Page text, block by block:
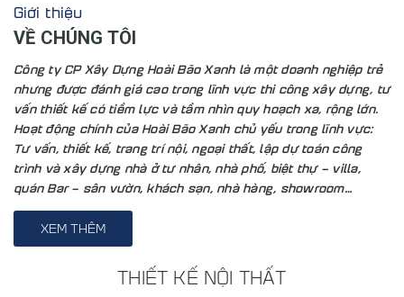
Giới thiệu
VỀ CHÚNG TÔI
Công ty CP Xây Dựng Hoài Bão Xanh là một doanh nghiệp trẻ
nhưng được đánh giá cao trong lĩnh vực thi công xây dựng, tư
vấn thiết kế có tiềm lực và tầm nhìn quy hoạch xa, rộng lớn.
Hoạt động chính của Hoài Bão Xanh chủ yếu trong lĩnh vực:
Tư vấn, thiết kế, trang trí nội, ngoại thất, lập dự toán công
trình và xây dựng nhà ở tư nhân, nhà phố, biệt thự – villa,
quán Bar – sân vườn, khách sạn, nhà hàng, showroom…
XEM THÊM
THIẾT KẾ NỘI THẤT